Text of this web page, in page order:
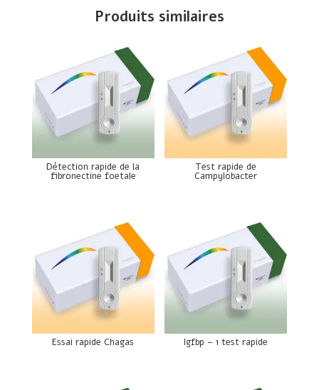
Produits similaires
Détection rapide de la
fibronectine foetale
Test rapide de
Campylobacter
Essai rapide Chagas Igfbp – 1 test rapide